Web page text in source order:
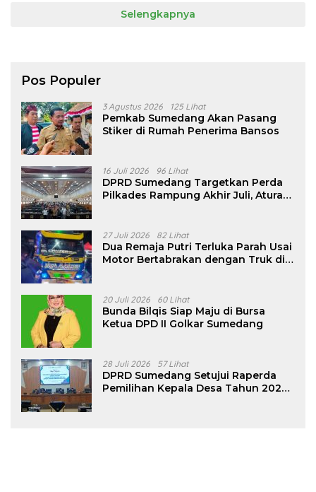
Selengkapnya
Pos Populer
3 Agustus 2026 125 Lihat
Pemkab Sumedang Akan Pasang
Stiker di Rumah Penerima Bansos
16 Juli 2026 96 Lihat
DPRD Sumedang Targetkan Perda
Pilkades Rampung Akhir Juli, Aturan
27 Juli 2026 82 Lihat
Dua Remaja Putri Terluka Parah Usai
Motor Bertabrakan dengan Truk di
20 Juli 2026 60 Lihat
Bunda Bilqis Siap Maju di Bursa
Ketua DPD II Golkar Sumedang
28 Juli 2026 57 Lihat
DPRD Sumedang Setujui Raperda
Pemilihan Kepala Desa Tahun 2026